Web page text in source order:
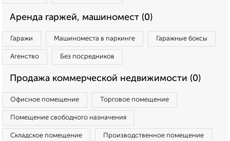
Аренда гаржей, машиномест (0)
Гаражи Машиноместа в паркинге Гаражные боксы
Агенство Без посредников
Продажа коммерческой недвижимости (0)
Офисное помещение Торговое помещение
Помещение свободного назначения
Складское помещение Производственное помещение